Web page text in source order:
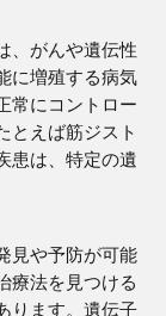
、がんや遺伝性
に増殖する病気
常にコントロー
とえば筋ジスト
患は、特定の遺
見や予防が可能
療法を見つける
ります。遺伝子